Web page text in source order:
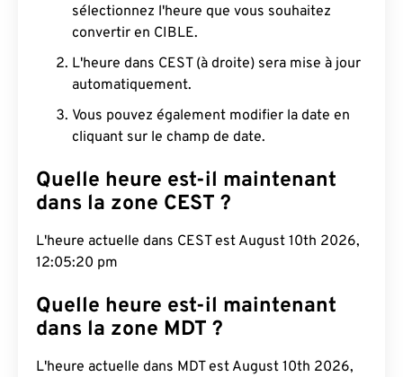
sélectionnez l'heure que vous souhaitez
convertir en CIBLE.
L'heure dans CEST (à droite) sera mise à jour
automatiquement.
Vous pouvez également modifier la date en
cliquant sur le champ de date.
Quelle heure est-il maintenant
dans la zone CEST ?
L'heure actuelle dans CEST est August 10th 2026,
12:05:21 pm
Quelle heure est-il maintenant
dans la zone MDT ?
L'heure actuelle dans MDT est August 10th 2026,